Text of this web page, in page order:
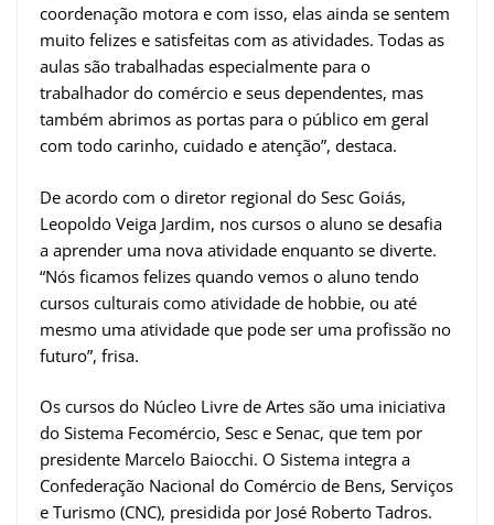
coordenação motora e com isso, elas ainda se sentem
muito felizes e satisfeitas com as atividades. Todas as
aulas são trabalhadas especialmente para o
trabalhador do comércio e seus dependentes, mas
também abrimos as portas para o público em geral
com todo carinho, cuidado e atenção”, destaca.
De acordo com o diretor regional do Sesc Goiás,
Leopoldo Veiga Jardim, nos cursos o aluno se desafia
a aprender uma nova atividade enquanto se diverte.
“Nós ficamos felizes quando vemos o aluno tendo
cursos culturais como atividade de hobbie, ou até
mesmo uma atividade que pode ser uma profissão no
futuro”, frisa.
Os cursos do Núcleo Livre de Artes são uma iniciativa
do Sistema Fecomércio, Sesc e Senac, que tem por
presidente Marcelo Baiocchi. O Sistema integra a
Confederação Nacional do Comércio de Bens, Serviços
e Turismo (CNC), presidida por José Roberto Tadros.